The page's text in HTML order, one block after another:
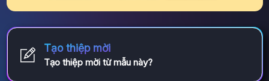
Tạo thiệp mời
Tạo thiệp mời từ mẫu này?